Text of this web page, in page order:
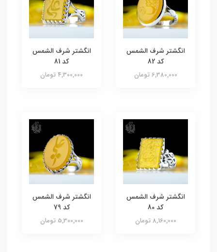
انگشتر شرف الشمس
کد 82
6,380,000 تومان
انگشتر شرف الشمس
کد 81
4,300,000 تومان
انگشتر شرف الشمس
کد 80
8,160,000 تومان
انگشتر شرف الشمس
کد 79
5,300,000 تومان